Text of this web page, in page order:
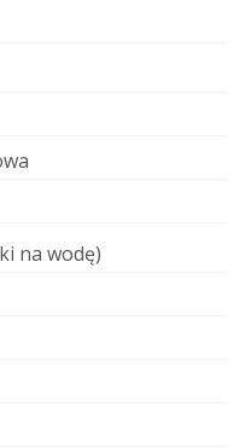
na wodę)